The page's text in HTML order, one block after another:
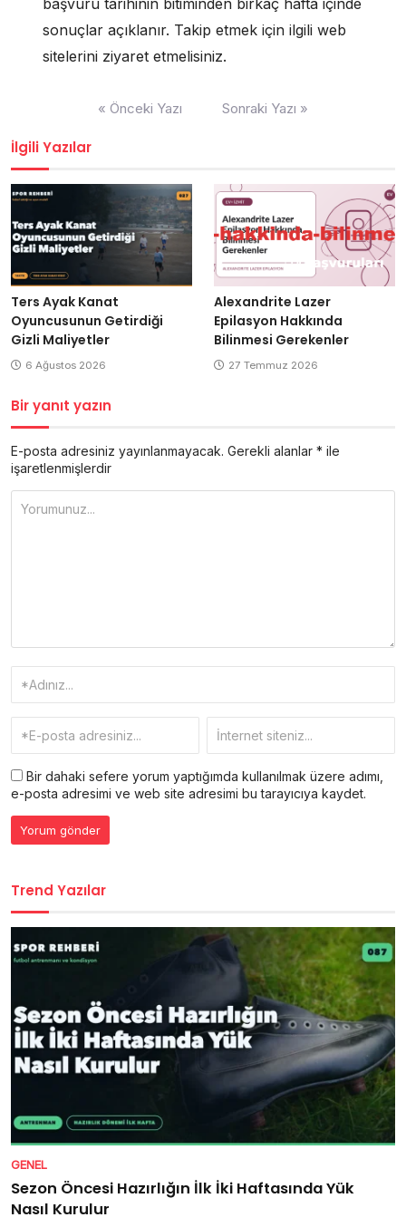
başvuru tarihinin bitiminden birkaç hafta içinde
sonuçlar açıklanır. Takip etmek için ilgili web
sitelerini ziyaret etmelisiniz.
« Önceki Yazı Sonraki Yazı »
İlgili Yazılar
Ters Ayak Kanat
Oyuncusunun Getirdiği
Gizli Maliyetler
6 Ağustos 2026
Alexandrite Lazer
Epilasyon Hakkında
Bilinmesi Gerekenler
27 Temmuz 2026
Bir yanıt yazın
E-posta adresiniz yayınlanmayacak. Gerekli alanlar * ile
işaretlenmişlerdir
Bir dahaki sefere yorum yaptığımda kullanılmak üzere adımı,
e-posta adresimi ve web site adresimi bu tarayıcıya kaydet.
Trend Yazılar
GENEL
Sezon Öncesi Hazırlığın İlk İki Haftasında Yük
Nasıl Kurulur